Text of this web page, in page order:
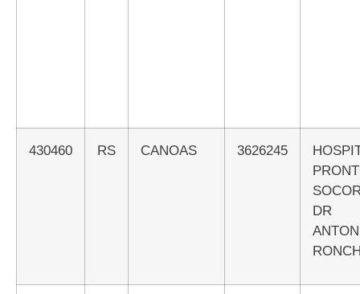
430460 RS CANOAS 3626245
HOSPITAL DE
DR